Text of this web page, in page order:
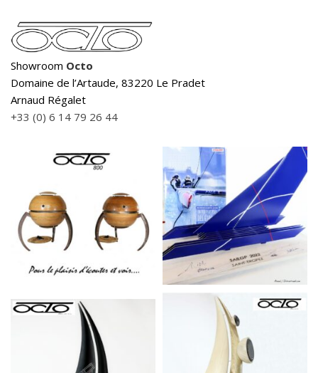
Showroom Octo
Domaine de l’Artaude, 83220 Le Pradet
Arnaud Régalet
+33 (0) 6 14 79 26 44